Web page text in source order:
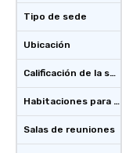
Tipo de sede
Ubicación
Calificación de la sede
Habitaciones para huéspedes
Salas de reuniones